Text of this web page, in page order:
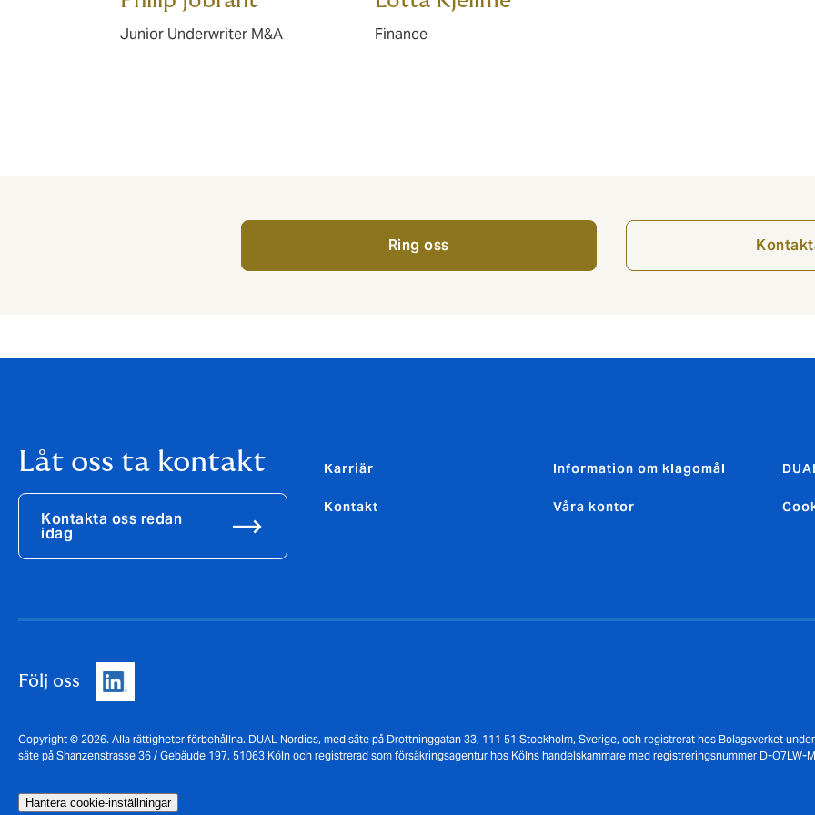
Junior Underwriter M&A Finance
Ring oss
Låt oss ta kontakt
Kontakta oss redan
idag
Karriär
Kontakt
Information om klagomål
Våra kontor
Följ oss
Copyright © 2026. Alla rättigheter förbehållna. DUAL Nordics, med säte på Drottninggatan 33, 111 51 Stockholm, Sverige, och registrerat hos Bolagsverket
säte på Shanzenstrasse 36 / Gebäude 197, 51063 Köln och registrerad som försäkringsagentur hos Kölns handelskammare med registreringsnummer D-O7LW-
Hantera cookie-inställningar